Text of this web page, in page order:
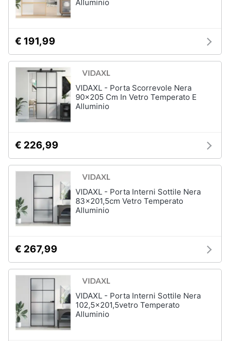
Alluminio
€ 191,99
VIDAXL - Porta Scorrevole Nera
90x205 Cm In Vetro Temperato E
Alluminio
€ 226,99
VIDAXL - Porta Interni Sottile Nera
83x201,5cm Vetro Temperato
Alluminio
€ 267,99
VIDAXL - Porta Interni Sottile Nera
102,5x201,5vetro Temperato
Alluminio